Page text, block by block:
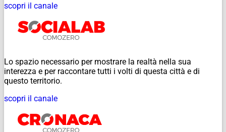
scopri il canale
Lo spazio necessario per mostrare la realtà nella sua
interezza e per raccontare tutti i volti di questa città e di
questo territorio.
scopri il canale